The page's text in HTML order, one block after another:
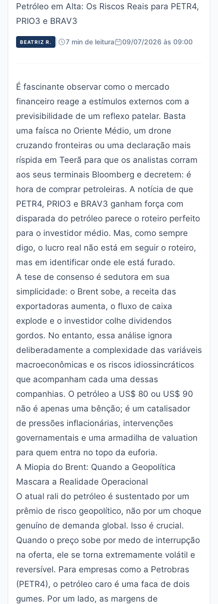
Petróleo em Alta: Os Riscos Reais para PETR4,
PRIO3 e BRAV3
BEATRIZ R. 7 min de leitura 09/07/2026 às 09:00
É fascinante observar como o mercado
financeiro reage a estímulos externos com a
previsibilidade de um reflexo patelar. Basta
uma faísca no Oriente Médio, um drone
cruzando fronteiras ou uma declaração mais
ríspida em Teerã para que os analistas corram
aos seus terminais Bloomberg e decretem: é
hora de comprar petroleiras. A notícia de que
PETR4, PRIO3 e BRAV3 ganham força com
disparada do petróleo parece o roteiro perfeito
para o investidor médio. Mas, como sempre
digo, o lucro real não está em seguir o roteiro,
mas em identificar onde ele está furado.
A tese de consenso é sedutora em sua
simplicidade: o Brent sobe, a receita das
exportadoras aumenta, o fluxo de caixa
explode e o investidor colhe dividendos
gordos. No entanto, essa análise ignora
deliberadamente a complexidade das variáveis
macroeconômicas e os riscos idiossincráticos
que acompanham cada uma dessas
companhias. O petróleo a US$ 80 ou US$ 90
não é apenas uma bênção; é um catalisador
de pressões inflacionárias, intervenções
governamentais e uma armadilha de valuation
para quem entra no topo da euforia.
A Miopia do Brent: Quando a Geopolítica
Mascara a Realidade Operacional
O atual rali do petróleo é sustentado por um
prêmio de risco geopolítico, não por um choque
genuíno de demanda global. Isso é crucial.
Quando o preço sobe por medo de interrupção
na oferta, ele se torna extremamente volátil e
reversível. Para empresas como a Petrobras
(PETR4), o petróleo caro é uma faca de dois
gumes. Por um lado, as margens de